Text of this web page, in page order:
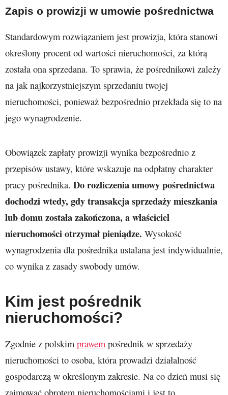
Zapis o prowizji w umowie pośrednictwa
Standardowym rozwiązaniem jest prowizja, która stanowi
określony procent od wartości nieruchomości, za którą
została ona sprzedana. To sprawia, że pośrednikowi zależy
na jak najkorzystniejszym sprzedaniu twojej
nieruchomości, ponieważ bezpośrednio przekłada się to na
jego wynagrodzenie.
Obowiązek zapłaty prowizji wynika bezpośrednio z
przepisów ustawy, które wskazuje na odpłatny charakter
pracy pośrednika. Do rozliczenia umowy pośrednictwa
dochodzi wtedy, gdy transakcja sprzedaży mieszkania
lub domu została zakończona, a właściciel
nieruchomości otrzymał pieniądze. Wysokość
wynagrodzenia dla pośrednika ustalana jest indywidualnie,
co wynika z zasady swobody umów.
Kim jest pośrednik
nieruchomości?
Zgodnie z polskim prawem pośrednik w sprzedaży
nieruchomości to osoba, która prowadzi działalność
gospodarczą w określonym zakresie. Na co dzień musi się